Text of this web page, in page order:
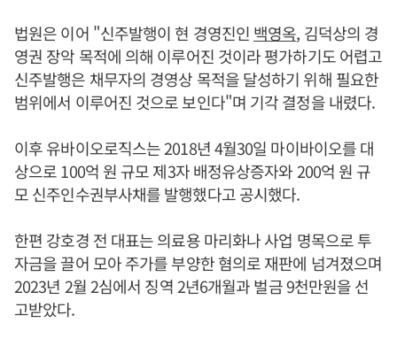
법원은 이어 "신주발행이 현 경영진인 백영옥, 김덕상의 경
영권 장악 목적에 의해 이루어진 것이라 평가하기도 어렵고
신주발행은 채무자의 경영상 목적을 달성하기 위해 필요한
범위에서 이루어진 것으로 보인다"며 기각 결정을 내렸다.
이후 유바이오로직스는 2018년 4월30일 마이바이오를 대
상으로 100억 원 규모 제3자 배정유상증자와 200억 원 규
모 신주인수권부사채를 발행했다고 공시했다.
한편 강호경 전 대표는 의료용 마리화나 사업 명목으로 투
자금을 끌어 모아 주가를 부양한 혐의로 재판에 넘겨졌으며
2023년 2월 2심에서 징역 2년6개월과 벌금 9천만원을 선
고받았다.